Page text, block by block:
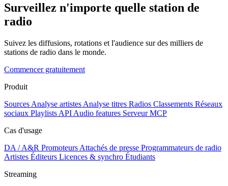
Surveillez n'importe quelle station de
radio
Suivez les diffusions, rotations et l'audience sur des milliers de
stations de radio dans le monde.
Commencer gratuitement
Produit
Sources Analyse artistes Analyse titres Radios Classements Réseaux
sociaux Playlists API Audio features Serveur MCP
Cas d'usage
DA / A&R Promoteurs Attachés de presse Programmateurs de radio
Artistes Éditeurs Licences & synchro Étudiants
Streaming